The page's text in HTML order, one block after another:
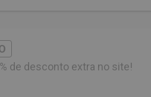
de desconto extra no site!